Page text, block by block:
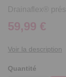
Drainaflex®
59,99 €
Voir la description
Quantité